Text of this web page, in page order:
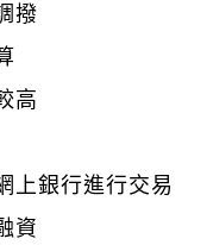
撥
高
上銀行進行交易
資